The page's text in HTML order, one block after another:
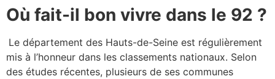
Où fait-il bon vivre dans le 92 ?
Le département des Hauts-de-Seine est régulièrement
mis à l’honneur dans les classements nationaux. Selon
des études récentes, plusieurs de ses communes